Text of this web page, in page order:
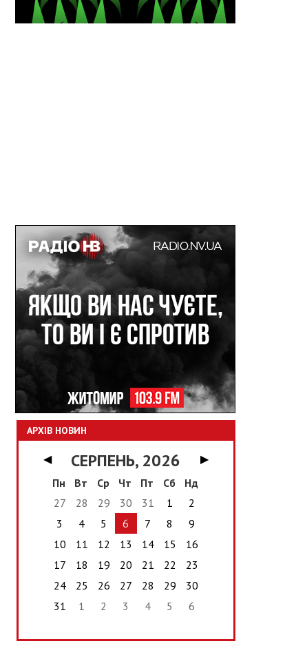
АРХІВ НОВИН
◀ СЕРПЕНЬ, 2026
▶
Пн
Вт Ср Чт Пт Сб
Нд
27
28 29 30 31 1
2
3
4 5 6 7 8
9
10
11 12 13 14 15
16
17
18 19 20 21 22
23
24
25 26 27 28 29
30
31
1 2 3 4 5 6